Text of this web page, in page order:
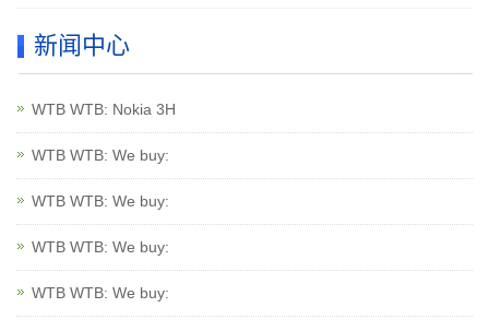
新闻中心
WTB WTB: Nokia 3H
WTB WTB: We buy:
WTB WTB: We buy:
WTB WTB: We buy:
WTB WTB: We buy: